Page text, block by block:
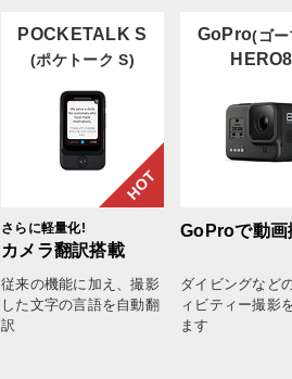
POCKETALK S
(ポケトーク S)
HOT
さらに軽量化!
カメラ翻訳搭載
従来の機能に加え、撮影
した文字の言語を自動翻
訳
GoPro(ゴ
HERO8
GoProで動画
ダイビングなど
ィビティー撮影
ます